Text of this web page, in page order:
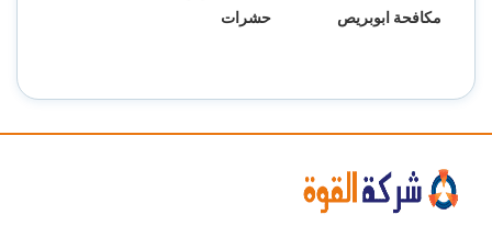
مكافحة ابوبريص
حشرات